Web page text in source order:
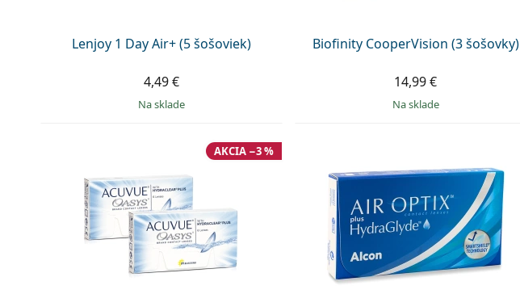
Lenjoy 1 Day Air+ (5 šošoviek)
4,49 €
na sklade
Biofinity CooperVision (3 šošovky)
14,99 €
na sklade
AKCIA −3 %